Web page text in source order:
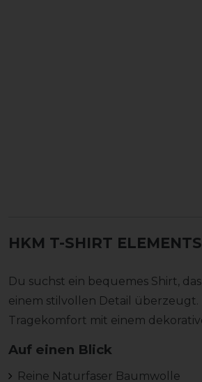
HKM T-SHIRT ELEMENTS
Du suchst ein bequemes Shirt,
einem stilvollen Detail
Tragekomfort mit einem
Auf einen Blick
Reine Naturfaser Baumwolle